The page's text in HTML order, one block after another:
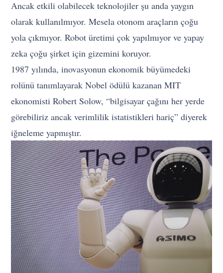
Ancak etkili olabilecek teknolojiler şu anda yaygın
olarak kullanılmıyor. Mesela otonom araçların çoğu
yola çıkmıyor. Robot üretimi çok yapılmıyor ve yapay
zeka çoğu şirket için gizemini koruyor.
1987 yılında, inovasyonun ekonomik büyümedeki
rolünü tanımlayarak Nobel ödülü kazanan MIT
ekonomisti Robert Solow, “bilgisayar çağını her yerde
görebiliriz ancak verimlilik istatistikleri hariç” diyerek
iğneleme yapmıştır.